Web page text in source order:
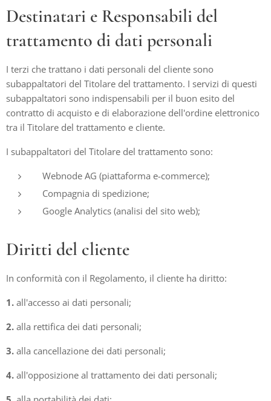
Destinatari e Responsabili del
trattamento di dati personali
I terzi che trattano i dati personali del cliente sono
subappaltatori del Titolare del trattamento. I servizi di questi
subappaltatori sono indispensabili per il buon esito del
contratto di acquisto e di elaborazione dell'ordine elettronico
tra il Titolare del trattamento e cliente.
I subappaltatori del Titolare del trattamento sono:
Webnode AG (piattaforma e-commerce);
Compagnia di spedizione;
Google Analytics (analisi del sito web);
Diritti del cliente
In conformità con il Regolamento, il cliente ha diritto:
1. all'accesso ai dati personali;
2. alla rettifica dei dati personali;
3. alla cancellazione dei dati personali;
4. all'opposizione al trattamento dei dati personali;